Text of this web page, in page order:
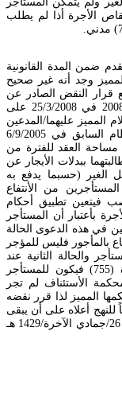
الأجرة أذا لم يطلب
ضمن المدة القانونية
وجد أنه غير صحيح
قرار النقض الصادر عن
هذه المحكمة بالعدد 296/الهيئة الأستئنافية/العقار/2008 في 25/3/2008 على
المميز عليهما/المدعين
للمزرعة بعد رفع أسميهما من قوائم أعوان النظام السابق في 6/9/2005
مساحة العقد للفترة من
مطالبتهما ببدلات الأيجار عن
الغير (حسبما يدفع به
من الأنتفاع
فيتعين تطبيق أحكام
بأعتبار أن المستأجر
في هذه الدعوى الحالة
بالمأجور فليس للمؤجر
والحالة الثانية عند
ثبوت غصب المأجور وبالشروط المذكورة بالمادة (755) فيكون للمستأجر
الأستئناف لم تجر
المميز لذا قرر نقضه
للنهج أعلاه على أن يبقى
رسم التمييز تابعاً للنتيجة وصدر القرار بالأتفاق في 26/جمادي الآخرة/1429 هـ